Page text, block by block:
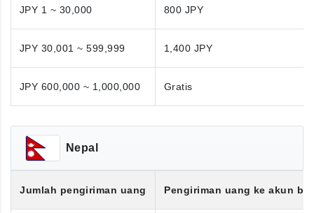
JPY 1 ~ 30,000 800 JPY
JPY 30,001 ~ 599,999 1,400 JPY
JPY 600,000 ~ 1,000,000 Gratis
Nepal
Jumlah pengiriman uang Pengiriman uang ke akun